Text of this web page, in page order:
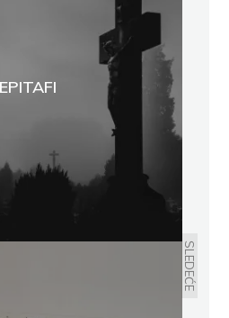
EPITAFI
SLEDEĆE